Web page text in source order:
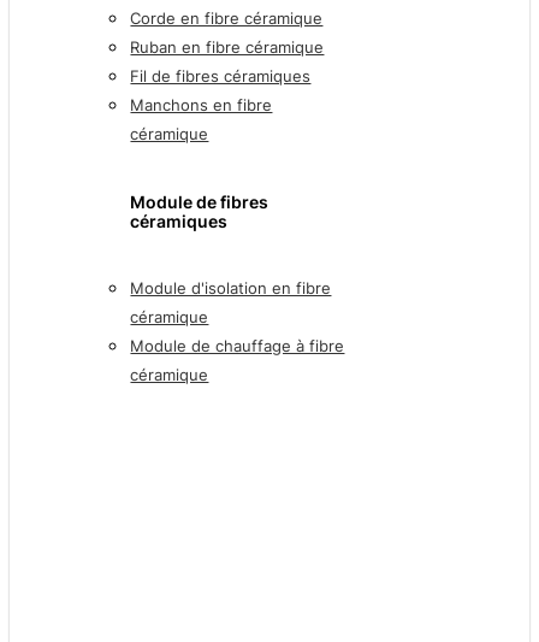
Corde en fibre céramique
Ruban en fibre céramique
Fil de fibres céramiques
Manchons en fibre
céramique
Module de fibres
céramiques
Module d'isolation en fibre
céramique
Module de chauffage à fibre
céramique